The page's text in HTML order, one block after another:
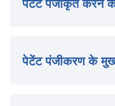
पेटेंट पंजीकृत करने के
पेटेंट पंजीकरण के